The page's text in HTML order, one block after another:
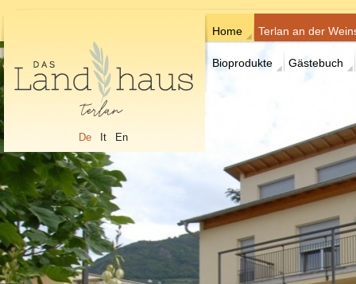
De It En
Home Terlan an der
Bioprodukte Gästebuch